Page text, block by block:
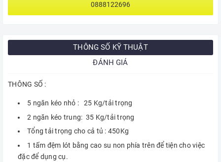
0888122696
THÔNG SỐ KỸ THUẬT
ĐÁNH GIÁ
THÔNG SỐ :
5 ngăn kéo nhỏ : 25 Kg/tải trọng
2 ngăn kéo trung: 35 Kg/tải trọng
Tổng tải trọng cho cả tủ : 450Kg
1 tấm đệm lót bằng cao su non phía trên để tiện cho việc
đặc để dụng cụ.